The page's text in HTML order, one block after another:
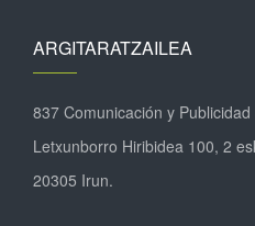
ARGITARATZAILEA
837 Comunicación y Publicidad
Letxunborro Hiribidea 100, 2
20305 Irun.